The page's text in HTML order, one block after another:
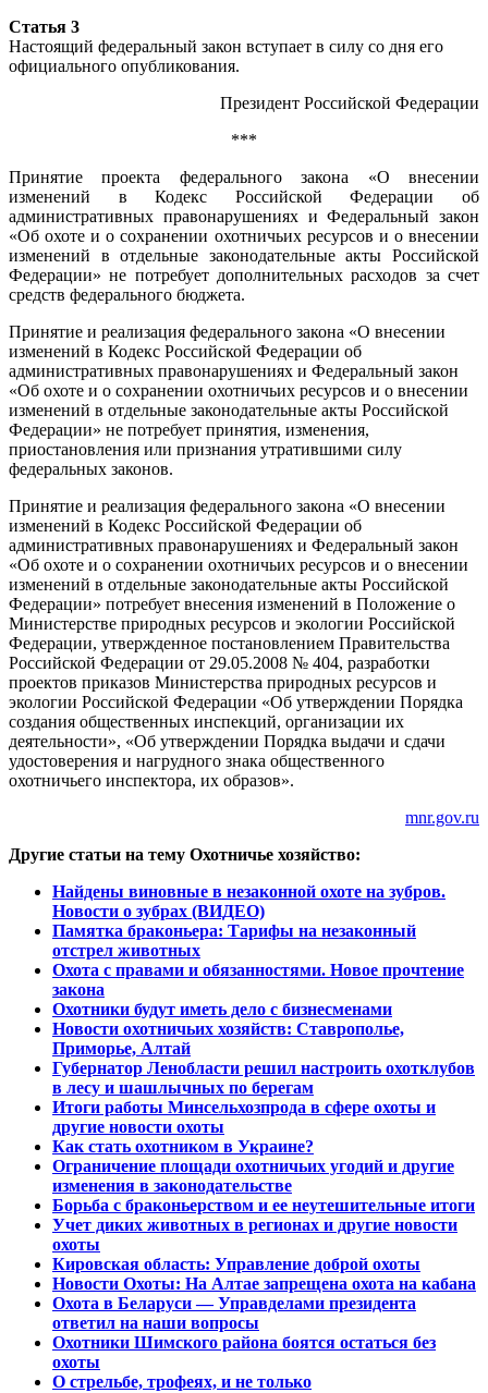
Статья 3
Настоящий федеральный закон вступает в силу со дня его
официального опубликования.
Президент Российской Федерации
***
Принятие проекта федерального закона «О внесении
изменений в Кодекс Российской Федерации об
административных правонарушениях и Федеральный закон
«Об охоте и о сохранении охотничьих ресурсов и о внесении
изменений в отдельные законодательные акты Российской
Федерации» не потребует дополнительных расходов за счет
средств федерального бюджета.
Принятие и реализация федерального закона «О внесении
изменений в Кодекс Российской Федерации об
административных правонарушениях и Федеральный закон
«Об охоте и о сохранении охотничьих ресурсов и о внесении
изменений в отдельные законодательные акты Российской
Федерации» не потребует принятия, изменения,
приостановления или признания утратившими силу
федеральных законов.
Принятие и реализация федерального закона «О внесении
изменений в Кодекс Российской Федерации об
административных правонарушениях и Федеральный закон
«Об охоте и о сохранении охотничьих ресурсов и о внесении
изменений в отдельные законодательные акты Российской
Федерации» потребует внесения изменений в Положение о
Министерстве природных ресурсов и экологии Российской
Федерации, утвержденное постановлением Правительства
Российской Федерации от 29.05.2008 № 404, разработки
проектов приказов Министерства природных ресурсов и
экологии Российской Федерации «Об утверждении Порядка
создания общественных инспекций, организации их
деятельности», «Об утверждении Порядка выдачи и сдачи
удостоверения и нагрудного знака общественного
охотничьего инспектора, их образов».
mnr.gov.ru
Другие статьи на тему Охотничье хозяйство:
Найдены виновные в незаконной охоте на зубров.
Новости о зубрах (ВИДЕО)
Памятка браконьера: Тарифы на незаконный
отстрел животных
Охота с правами и обязанностями. Новое прочтение
закона
Охотники будут иметь дело с бизнесменами
Новости охотничьих хозяйств: Ставрополье,
Приморье, Алтай
Губернатор Ленобласти решил настроить охотклубов
в лесу и шашлычных по берегам
Итоги работы Минсельхозпрода в сфере охоты и
другие новости охоты
Как стать охотником в Украине?
Ограничение площади охотничьих угодий и другие
изменения в законодательстве
Борьба с браконьерством и ее неутешительные итоги
Учет диких животных в регионах и другие новости
охоты
Кировская область: Управление доброй охоты
Новости Охоты: На Алтае запрещена охота на кабана
Охота в Беларуси — Управделами президента
ответил на наши вопросы
Охотники Шимского района боятся остаться без
охоты
О стрельбе, трофеях, и не только